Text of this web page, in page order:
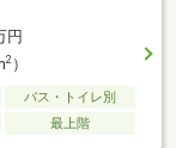
円
2）
バス・トイレ別
最上階